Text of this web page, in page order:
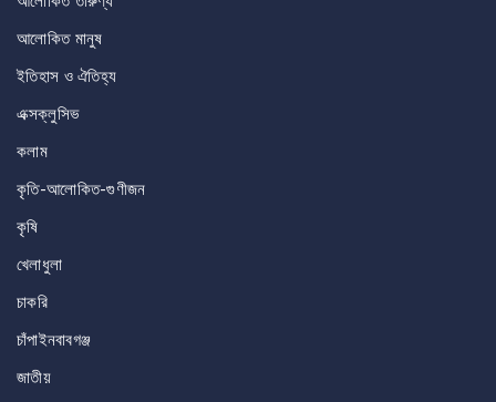
আলোকিত মানুষ
ইতিহাস ও ঐতিহ্য
এক্সক্লুসিভ
কলাম
কৃতি-আলোকিত-গুণীজন
কৃষি
খেলাধুলা
চাকরি
চাঁপাইনবাবগঞ্জ
জাতীয়